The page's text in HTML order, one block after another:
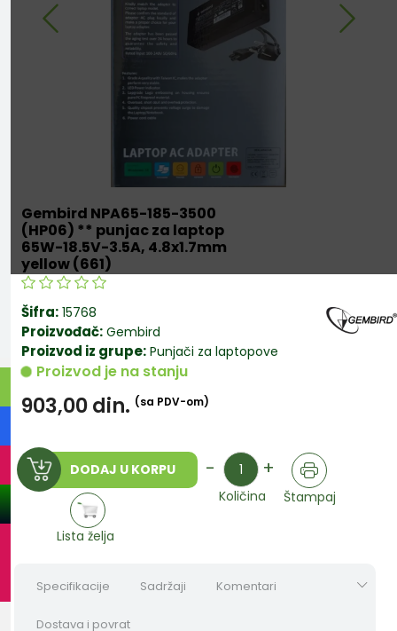
Gembird NPA65-185-3500
(HP06) ** punjac za laptop
65W-18.5V-3.5A, 4.8x1.7mm
yellow (661)
Šifra: 15768
Proizvođač: Gembird
Proizvod iz grupe: Punjači za laptopove
Proizvod je na stanju
903,00din. (sa PDV-om)
DODAJ U KORPU - Količina +
Količina Štampaj
Lista želja
Specifikacije Sadržaji Komentari
Dostava i povrat